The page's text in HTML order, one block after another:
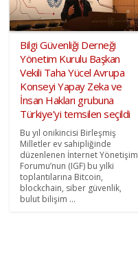
Bilgi Güvenliği Derneği
Yönetim Kurulu Başkan
Vekili Taha Yücel Avrupa
Konseyi Yapay Zeka ve
İnsan Hakları grubuna
Türkiye’yi temsilen seçildi
Bu yıl onikincisi Birleşmiş
Milletler ev sahipliğinde
düzenlenen İnternet Yönetişim
Forumu’nun (IGF) bu yılki
toplantılarına Bitcoin,
blockchain, siber güvenlik,
bulut bilişim ...